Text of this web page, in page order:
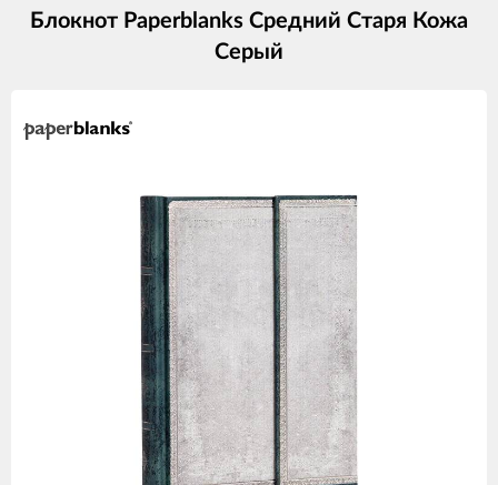
Блокнот Paperblanks Средний Старя Кожа
Серый
товаров